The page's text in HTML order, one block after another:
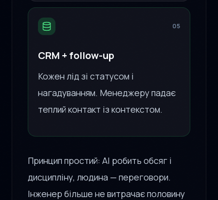
05
CRM + follow-up
Кожен лід зі статусом і
нагадуванням. Менеджеру падає
теплий контакт із контекстом.
Принцип простий: AI робить обсяг і
дисципліну, людина — переговори.
Інженер більше не витрачає половину